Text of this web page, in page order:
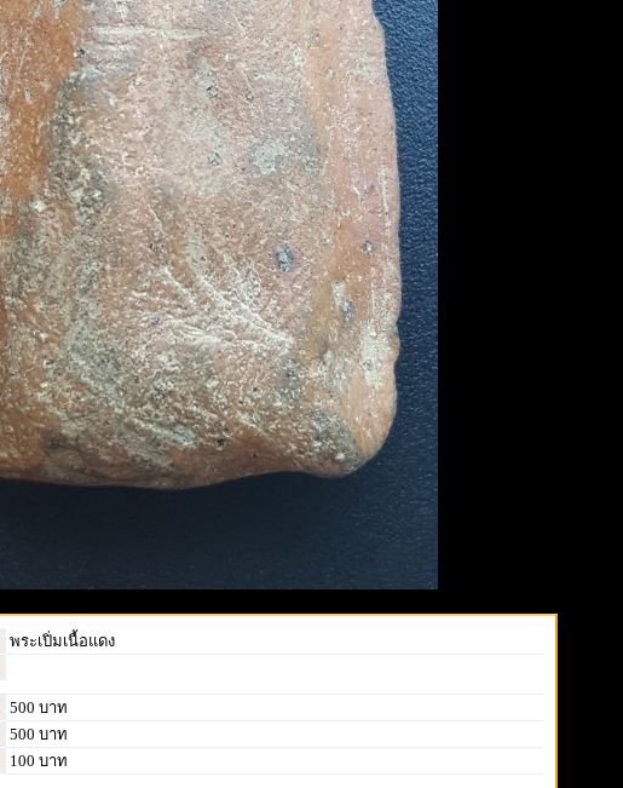
พระเปิ่มเนื้อแดง
500 บาท
500 บาท
100 บาท